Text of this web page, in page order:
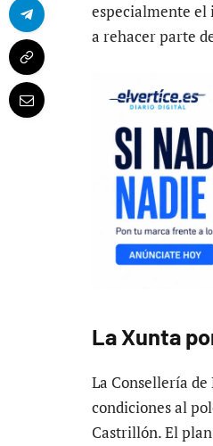
especialmente el
a rehacer parte
La Xunta
La Consellería
condiciones al
Castrillón. El